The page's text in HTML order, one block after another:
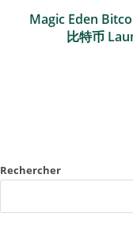
Magic Eden
比特币
Rechercher